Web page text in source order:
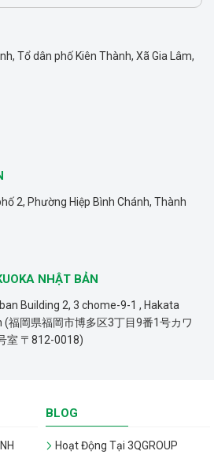
Tổ dân phố Kiên Thành, Xã Gia Lâm,
2, Phường Hiệp Bình Chánh, Thành
NHẬT BẢN
Building 2, 3 chome-9-1 , Hakata
(福岡県福岡市博多区3丁目9番1号カワ
〒812-0018)
BLOG
Hoạt Động Tại 3QGROUP